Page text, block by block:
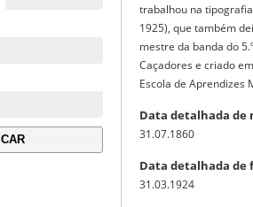
trabalhou na
1925), que também
mestre da banda do
Caçadores e criado
Escola de Aprendizes
Data detalhada de
31.07.1860
Data detalhada de
31.03.1924